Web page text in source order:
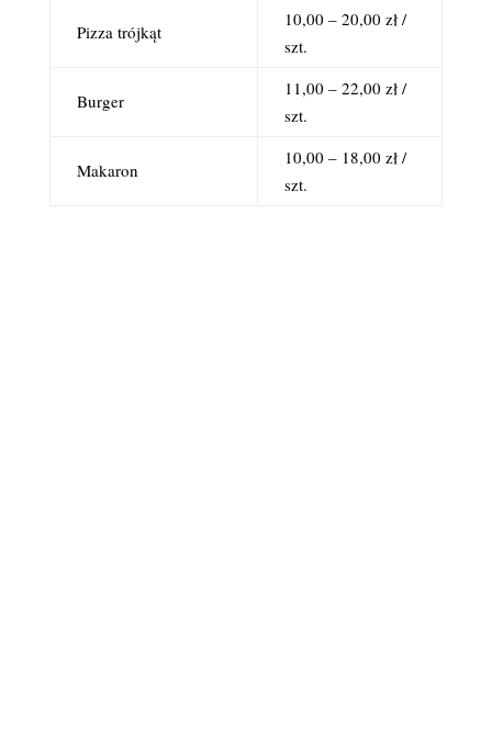
Pizza trójkąt
10,00 – 20,00 zł /
szt.
Burger
11,00 – 22,00 zł /
szt.
Makaron
10,00 – 18,00 zł /
szt.